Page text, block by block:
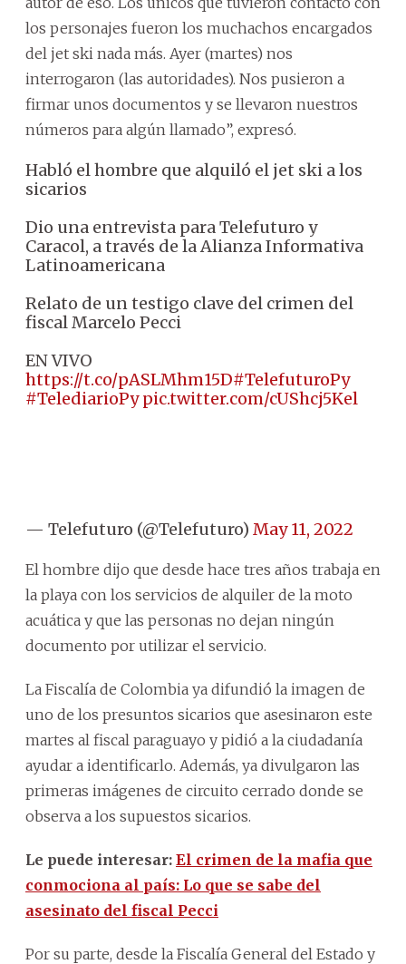
los personajes fueron los muchachos encargados
del jet ski nada más. Ayer (martes) nos
interrogaron (las autoridades). Nos pusieron a
firmar unos documentos y se llevaron nuestros
números para algún llamado”, expresó.
Habló el hombre que alquiló el jet ski a los
sicarios
Dio una entrevista para Telefuturo y
Caracol, a través de la Alianza Informativa
Latinoamericana
Relato de un testigo clave del crimen del
fiscal Marcelo Pecci
EN VIVO
https://t.co/pASLMhm15D#TelefuturoPy
#TelediarioPy pic.twitter.com/cUShcj5Kel
— Telefuturo (@Telefuturo) May 11, 2022
El hombre dijo que desde hace tres años trabaja en
la playa con los servicios de alquiler de la moto
acuática y que las personas no dejan ningún
documento por utilizar el servicio.
La Fiscalía de Colombia ya difundió la imagen de
uno de los presuntos sicarios que asesinaron este
martes al fiscal paraguayo y pidió a la ciudadanía
ayudar a identificarlo. Además, ya divulgaron las
primeras imágenes de circuito cerrado donde se
observa a los supuestos sicarios.
Le puede interesar: El crimen de la mafia que
conmociona al país: Lo que se sabe del
asesinato del fiscal Pecci
Por su parte, desde la Fiscalía General del Estado y